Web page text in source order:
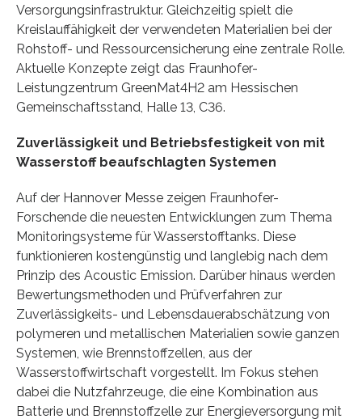
Versorgungsinfrastruktur. Gleichzeitig spielt die
Kreislauffähigkeit der verwendeten Materialien bei der
Rohstoff- und Ressourcensicherung eine zentrale Rolle.
Aktuelle Konzepte zeigt das Fraunhofer-
Leistungzentrum GreenMat4H2 am Hessischen
Gemeinschaftsstand, Halle 13, C36.
Zuverlässigkeit und Betriebsfestigkeit von mit
Wasserstoff beaufschlagten Systemen
Auf der Hannover Messe zeigen Fraunhofer-
Forschende die neuesten Entwicklungen zum Thema
Monitoringsysteme für Wasserstofftanks. Diese
funktionieren kostengünstig und langlebig nach dem
Prinzip des Acoustic Emission. Darüber hinaus werden
Bewertungsmethoden und Prüfverfahren zur
Zuverlässigkeits- und Lebensdauerabschätzung von
polymeren und metallischen Materialien sowie ganzen
Systemen, wie Brennstoffzellen, aus der
Wasserstoffwirtschaft vorgestellt. Im Fokus stehen
dabei die Nutzfahrzeuge, die eine Kombination aus
Batterie und Brennstoffzelle zur Energieversorgung mit